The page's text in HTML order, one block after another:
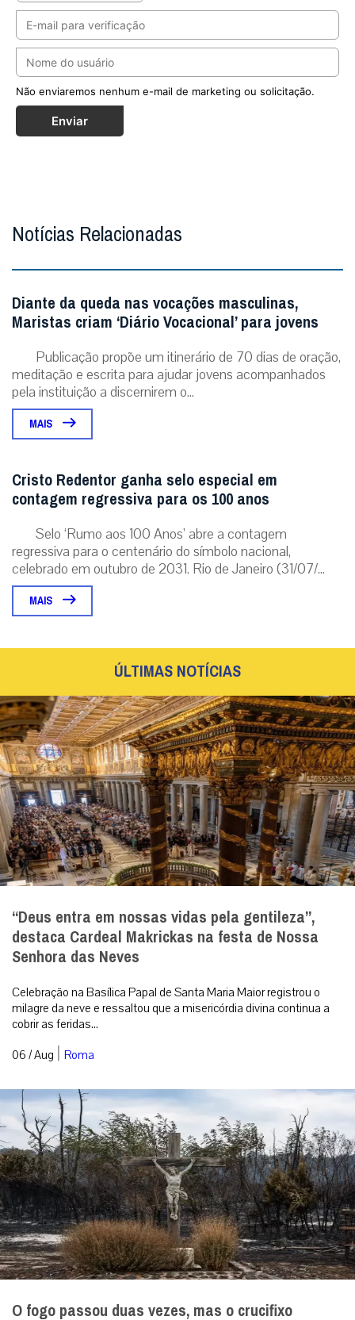
Não enviaremos nenhum e-mail de marketing ou solicitação.
Enviar
Notícias Relacionadas
Diante da queda nas vocações masculinas,
Maristas criam ‘Diário Vocacional’ para jovens
Publicação propõe um itinerário de 70 dias de oração,
meditação e escrita para ajudar jovens acompanhados
pela instituição a discernirem o...
MAIS
Cristo Redentor ganha selo especial em
contagem regressiva para os 100 anos
Selo ‘Rumo aos 100 Anos’ abre a contagem
regressiva para o centenário do símbolo nacional,
celebrado em outubro de 2031. Rio de Janeiro (31/07/...
MAIS
ÚLTIMAS NOTÍCIAS
“Deus entra em nossas vidas pela gentileza”,
destaca Cardeal Makrickas na festa de Nossa
Senhora das Neves
Celebração na Basílica Papal de Santa Maria Maior registrou o
milagre da neve e ressaltou que a misericórdia divina continua a
cobrir as feridas...
06 / Aug | Roma
O fogo passou duas vezes, mas o crucifixo